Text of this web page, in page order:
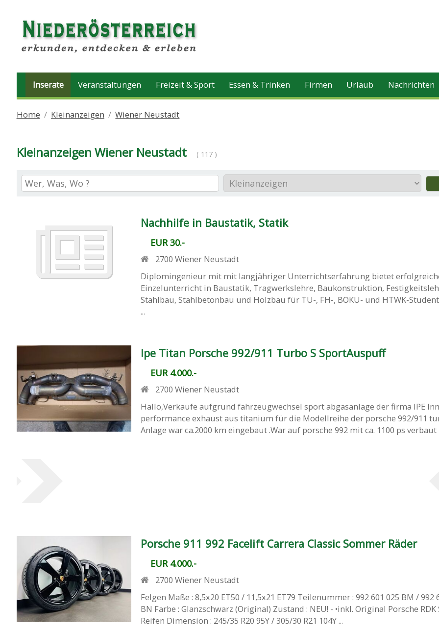
Inserate Veranstaltungen Freizeit & Sport Essen & Trinken Firmen Urlaub Nachrichten
Home Kleinanzeigen Wiener Neustadt
Kleinanzeigen Wiener Neustadt ( 117 )
Nachhilfe in Baustatik, Statik
EUR 30.-
2700 Wiener Neustadt
Diplomingenieur mit mit langjähriger Unterrichtserfahrung bietet
Einzelunterricht in Baustatik, Tragwerkslehre, Baukonstruktion,
Stahlbau, Stahlbetonbau und Holzbau für TU-, FH-, BOKU- und HTWK-
...
Ipe Titan Porsche 992/911 Turbo S SportAuspuff
EUR 4.000.-
2700 Wiener Neustadt
Hallo,Verkaufe aufgrund fahrzeugwechsel sport abgasanlage der firma IPE
performance exhaust aus titanium für die Modellreihe der porsche 992/911
Anlage war ca.2000 km eingebaut .War auf porsche 992 mit ca. 1100 ps verbaut
Porsche 911 992 Facelift Carrera Classic Sommer Räder
EUR 4.000.-
2700 Wiener Neustadt
Felgen Maße : 8,5x20 ET50 / 11,5x21 ET79 Teilenummer : 992 601 025 BM / 992
BN Farbe : Glanzschwarz (Original) Zustand : NEU! - •inkl. Original Porsche RDK
Reifen Dimension : 245/35 R20 95Y / 305/30 R21 104Y ...